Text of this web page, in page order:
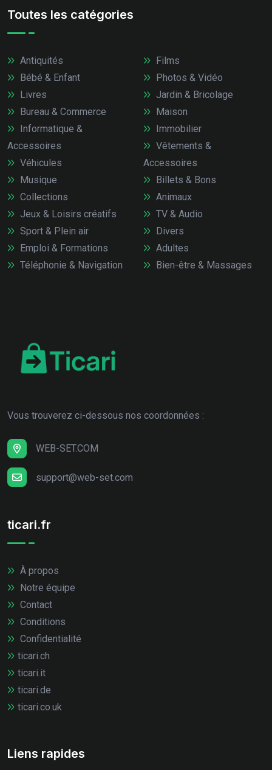
Toutes les catégories
Antiquités
Bébé & Enfant
Livres
Bureau & Commerce
Informatique &
Accessoires
Véhicules
Films
Photos & Vidéo
Jardin & Bricolage
Maison
Immobilier
Vêtements &
Accessoires
Musique
Collections
Jeux & Loisirs créatifs
Sport & Plein air
Emploi & Formations
Téléphonie & Navigation
Billets & Bons
Animaux
TV & Audio
Divers
Adultes
Bien-être & Massages
Vous trouverez ci-dessous nos coordonnées :
WEB-SET.COM
support@web-set.com
ticari.fr
À propos
Notre équipe
Contact
Conditions
Confidentialité
ticari.ch
ticari.it
ticari.de
ticari.co.uk
Liens rapides